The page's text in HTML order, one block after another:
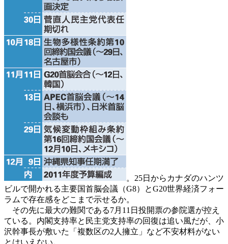
。25日からカナダのハンツ
ビルで開かれる主要国首脳会議（G8）とG20世界経済フォー
ラムで存在感をどこまで示せるか。
その先に最大の難関である7月11日投開票の参院選が控え
ている。内閣支持率と民主党支持率の回復は追い風だが、小
沢幹事長が敷いた「複数区の2人擁立」など不安材料がない
とはいえない。